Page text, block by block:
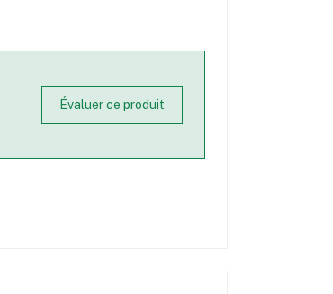
Évaluer ce produit